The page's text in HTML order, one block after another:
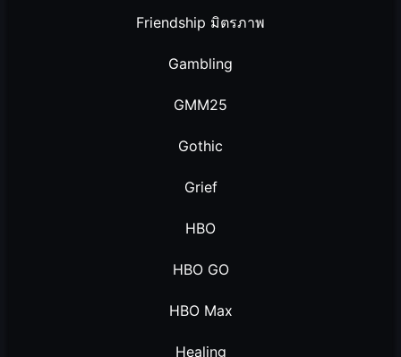
Friendship มิตรภาพ
Gambling
GMM25
Gothic
Grief
HBO
HBO GO
HBO Max
Healing